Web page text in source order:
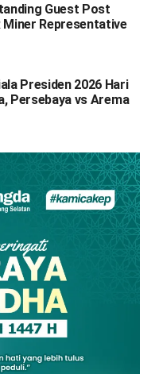
Guest Post
Representative
Presiden 2026 Hari
Persebaya vs Arema